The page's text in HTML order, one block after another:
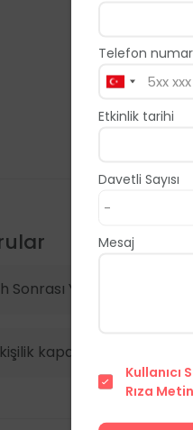
Telefon
Etkinlik tarihi
Davetli Sayısı
Mesaj
Kullanıcı
Rıza
Sonrası Yemek fiyatları
kapasiteye sahiptir?